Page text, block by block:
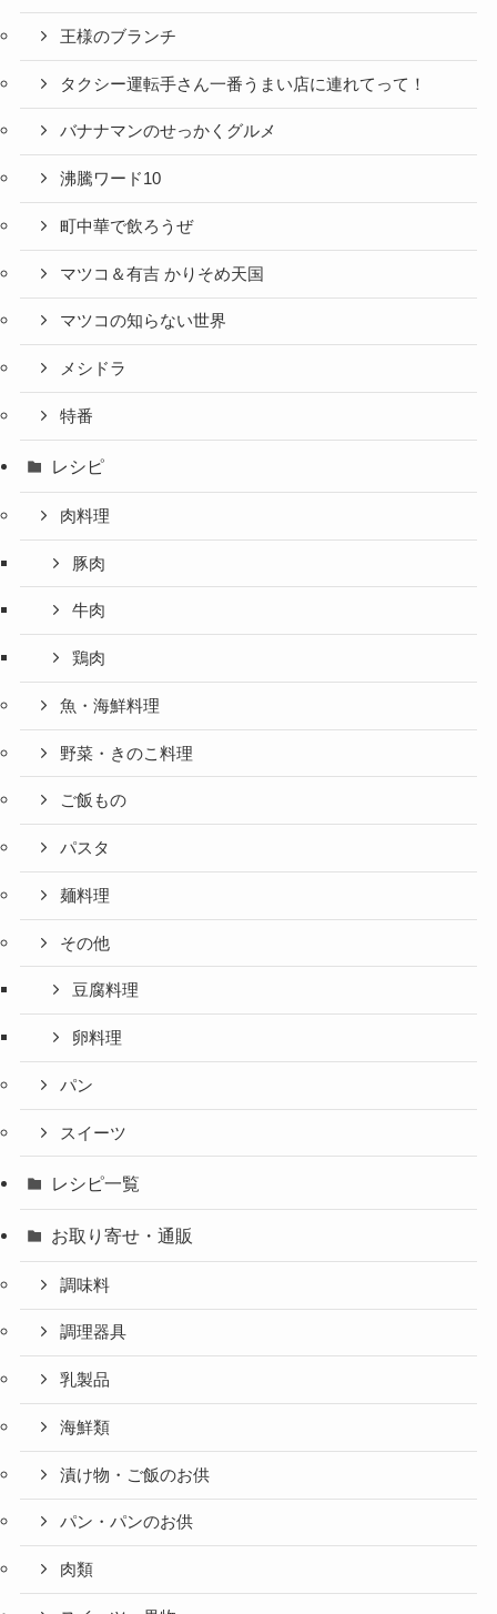
王様のブランチ
タクシー運転手さん一番うまい店に連れてって！
バナナマンのせっかくグルメ
沸騰ワード10
町中華で飲ろうぜ
マツコ＆有吉 かりそめ天国
マツコの知らない世界
メシドラ
特番
レシピ
肉料理
豚肉
牛肉
鶏肉
魚・海鮮料理
野菜・きのこ料理
ご飯もの
パスタ
麺料理
その他
豆腐料理
卵料理
パン
スイーツ
レシピ一覧
お取り寄せ・通販
調味料
調理器具
乳製品
海鮮類
漬け物・ご飯のお供
パン・パンのお供
肉類